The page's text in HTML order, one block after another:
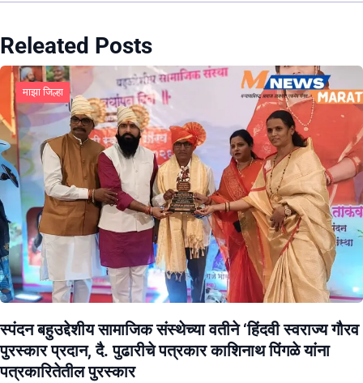
Releated Posts
माझा जिल्हा
स्पंदन बहुउद्देशीय सामाजिक संस्थेच्या वतीने ‘हिंदवी स्वराज्य गौरव
पुरस्कार प्रदान, दै. पुढारीचे पत्रकार काशिनाथ पिंगळे यांना
पत्रकारितेतील पुरस्कार